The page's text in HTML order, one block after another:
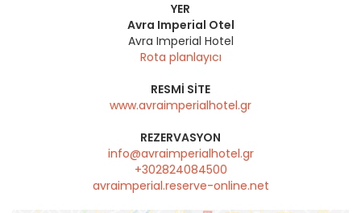
YER
Avra Imperial Otel
Avra Imperial Hotel
Rota planlayıcı
RESMI SITE
www.avraimperialhotel.gr
REZERVASYON
info@avraimperialhotel.gr
+302824084500
avraimperial.reserve-online.net